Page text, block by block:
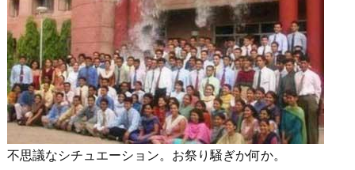
不思議なシチュエーション。お祭り騒ぎか何か。